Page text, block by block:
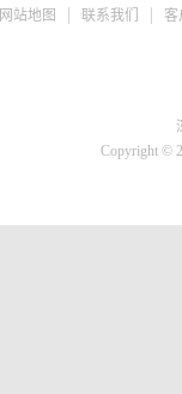
网站地图 联系我们 客
Copyright ©